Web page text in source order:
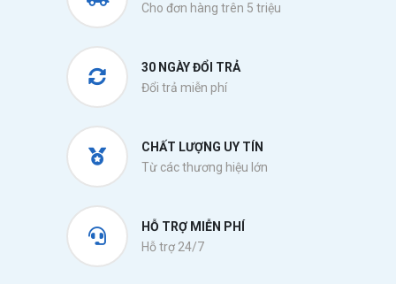
Cho đơn hàng trên 5 triệu
30 NGÀY ĐỔI TRẢ
Đổi trả miễn phí
CHẤT LƯỢNG UY TÍN
Từ các thương hiệu lớn
HỖ TRỢ MIỄN PHÍ
Hỗ trợ 24/7